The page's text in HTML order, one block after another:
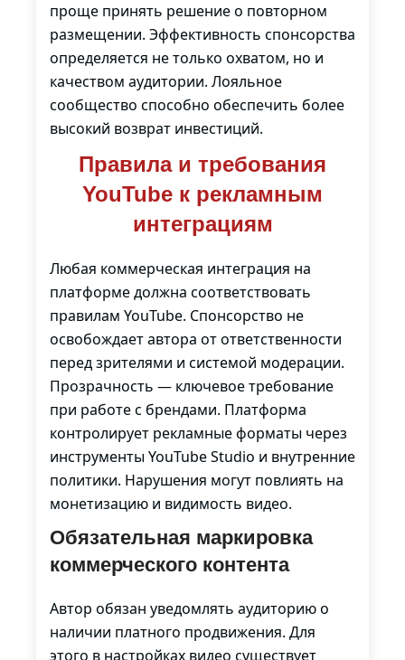
проще принять решение о повторном
размещении. Эффективность спонсорства
определяется не только охватом, но и
качеством аудитории. Лояльное
сообщество способно обеспечить более
высокий возврат инвестиций.
Правила и требования
YouTube к рекламным
интеграциям
Любая коммерческая интеграция на
платформе должна соответствовать
правилам YouTube. Спонсорство не
освобождает автора от ответственности
перед зрителями и системой модерации.
Прозрачность — ключевое требование
при работе с брендами. Платформа
контролирует рекламные форматы через
инструменты YouTube Studio и внутренние
политики. Нарушения могут повлиять на
монетизацию и видимость видео.
Обязательная маркировка
коммерческого контента
Автор обязан уведомлять аудиторию о
наличии платного продвижения. Для
этого в настройках видео существует